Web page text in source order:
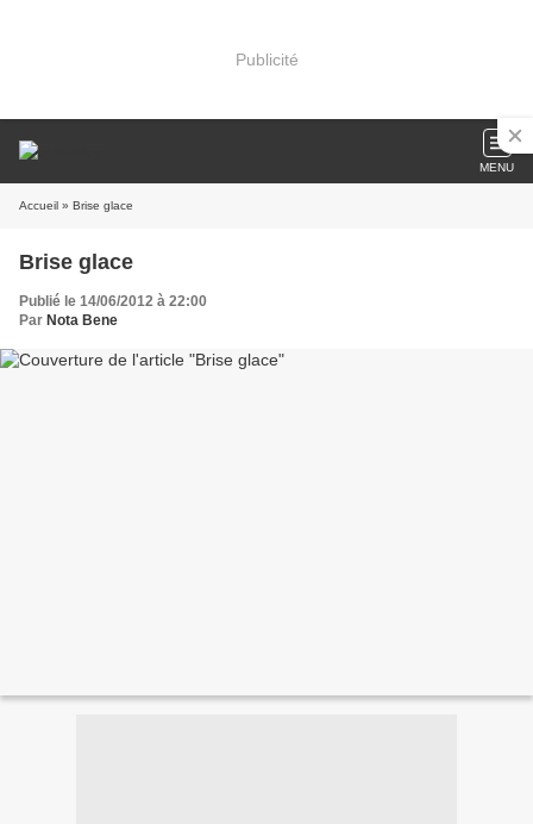
Publicité
MENU
Accueil » Brise glace
Brise glace
Publié le 14/06/2012 à 22:00
Par Nota Bene